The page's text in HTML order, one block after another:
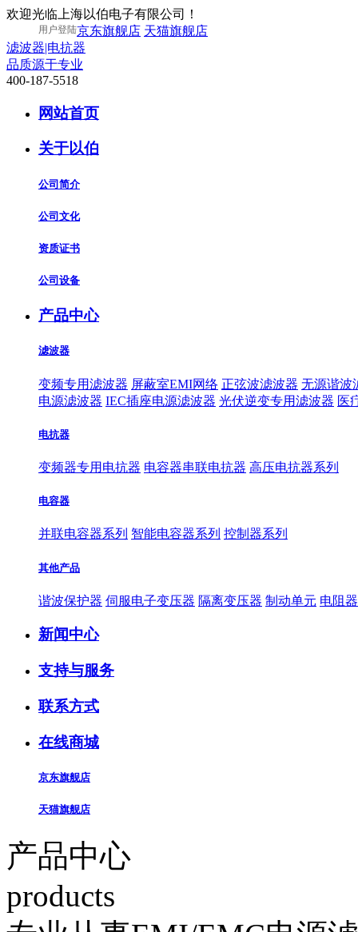
欢迎光临上海以伯电子有限公司！
用户登陆京东旗舰店 天猫旗舰店
滤波器|电抗器
品质源于专业
400-187-5518
网站首页
关于以伯
公司简介
公司文化
资质证书
公司设备
产品中心
滤波器
变频专用滤波器 屏蔽室EMI网络 正弦波滤波器 无源谐波
电源滤波器 IEC插座电源滤波器 光伏逆变专用滤波器 医
电抗器
变频器专用电抗器 电容器串联电抗器 高压电抗器系列
电容器
并联电容器系列 智能电容器系列 控制器系列
其他产品
谐波保护器 伺服电子变压器 隔离变压器 制动单元 电阻器
新闻中心
支持与服务
联系方式
在线商城
京东旗舰店
天猫旗舰店
产品中心
products